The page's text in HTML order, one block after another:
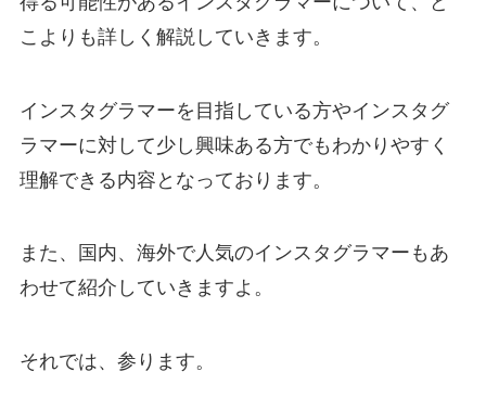
こよりも詳しく解説していきます。
インスタグラマーを目指している方やインスタグ
ラマーに対して少し興味ある方でもわかりやすく
理解できる内容となっております。
また、国内、海外で人気のインスタグラマーもあ
わせて紹介していきますよ。
それでは、参ります。